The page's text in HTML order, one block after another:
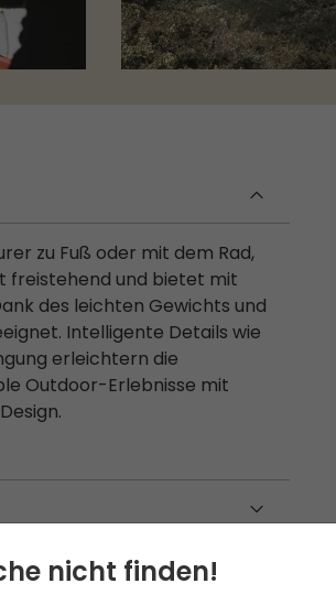
zu Fuß oder mit dem Rad,
freistehend und bietet mit
des leichten Gewichts und
Intelligente Details wie
erleichtern die
Outdoor-Erlebnisse mit
nicht finden!